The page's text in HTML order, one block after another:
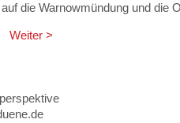
die Warnowmündung und die
Weiter >